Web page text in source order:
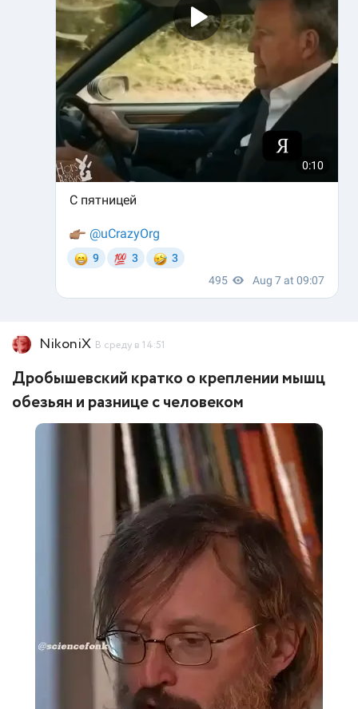
NikoniX В среду в 14:51
Дробышевский кратко о креплении мышц
обезьян и разнице с человеком